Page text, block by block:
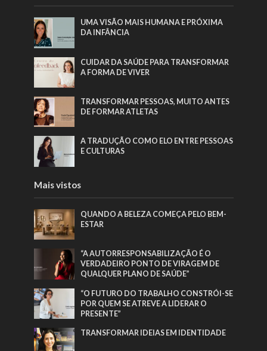
UMA VISÃO MAIS HUMANA E PRÓXIMA
DA INFÂNCIA
CUIDAR DA SAÚDE PARA TRANSFORMAR
A FORMA DE VIVER
TRANSFORMAR PESSOAS, MUITO ANTES
DE FORMAR ATLETAS
A TRADUÇÃO COMO ELO ENTRE PESSOAS
E CULTURAS
Mais vistos
QUANDO A BELEZA COMEÇA PELO BEM-
ESTAR
“A AUTORRESPONSABILIZAÇÃO É O
VERDADEIRO PONTO DE VIRAGEM DE
QUALQUER PLANO DE SAÚDE”
“O FUTURO DO TRABALHO CONSTRÓI-SE
POR QUEM SE ATREVE A LIDERAR O
PRESENTE”
TRANSFORMAR IDEIAS EM IDENTIDADE